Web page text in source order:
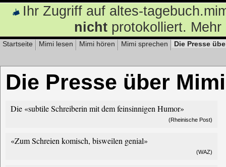
Ihr Zugriff auf altes-
nicht protokolliert.
Startseite Mimi lesen Mimi hören Mimi sprechen Die Presse
Die Presse über Mimi
Die «subtile Schreiberin mit dem feinsinnigen Humor»
(Rheinische Post)
«Zum Schreien komisch, bisweilen genial»
(WAZ)